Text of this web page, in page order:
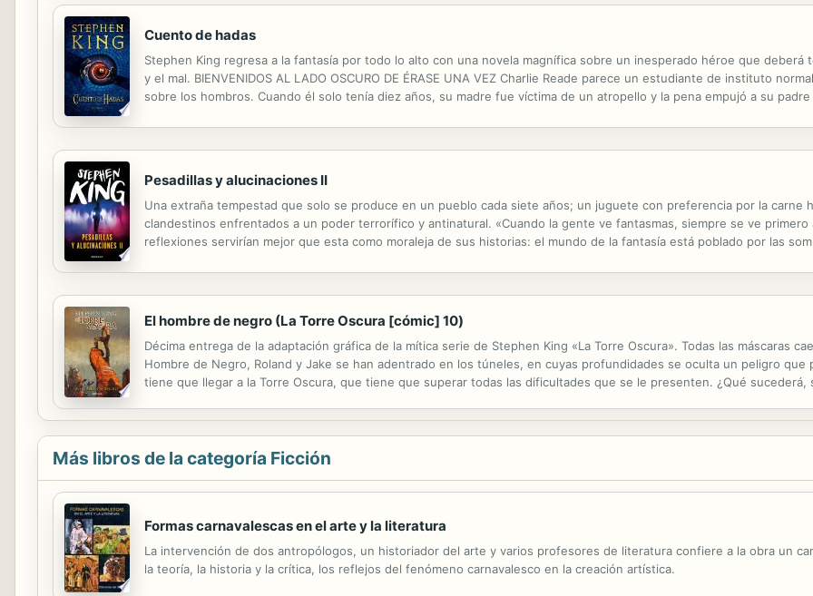
Cuento de hadas
Stephen King regresa a la fantasía por todo lo alto con una novela magnífica sobre un inesperado héroe que deberá
y el mal. BIENVENIDOS AL LADO OSCURO DE ÉRASE UNA VEZ Charlie Reade parece un estudiante de instituto
sobre los hombros. Cuando él solo tenía diez años, su madre fue víctima de un atropello y la pena empujó a su
Pesadillas y alucinaciones II
Una extraña tempestad que solo se produce en un pueblo cada siete años; un juguete con preferencia por la carne
clandestinos enfrentados a un poder terrorífico y antinatural. «Cuando la gente ve fantasmas, siempre se ve primero
reflexiones servirían mejor que esta como moraleja de sus historias: el mundo de la fantasía está poblado por las
El hombre de negro (La Torre Oscura [cómic] 10)
Décima entrega de la adaptación gráfica de la mítica serie de Stephen King «La Torre Oscura». Todas las máscaras
Hombre de Negro, Roland y Jake se han adentrado en los túneles, en cuyas profundidades se oculta un peligro que
tiene que llegar a la Torre Oscura, que tiene que superar todas las dificultades que se le presenten. ¿Qué sucederá,
Más libros de la categoría Ficción
Formas carnavalescas en el arte y la literatura
La intervención de dos antropólogos, un historiador del arte y varios profesores de literatura confiere a la obra un
la teoría, la historia y la crítica, los reflejos del fenómeno carnavalesco en la creación artística.